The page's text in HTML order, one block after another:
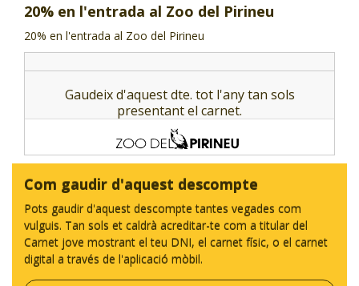
20% en l'entrada al Zoo del Pirineu
20% en l'entrada al Zoo del Pirineu
Gaudeix d'aquest dte. tot l'any tan sols
presentant el carnet.
Com gaudir d'aquest descompte
Pots gaudir d'aquest descompte tantes vegades com
vulguis. Tan sols et caldrà acreditar-te com a titular del
Carnet jove mostrant el teu DNI, el carnet físic, o el carnet
digital a través de l'aplicació mòbil.